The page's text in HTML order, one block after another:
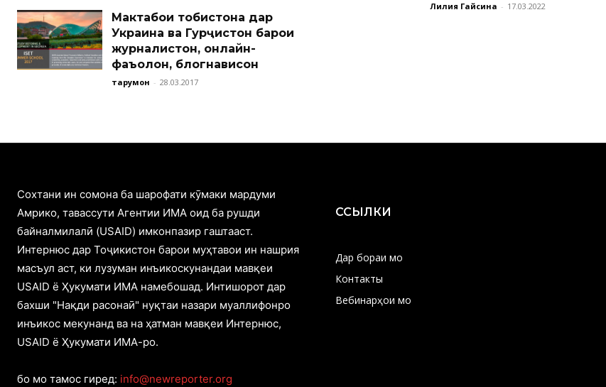
Лилия Гайсина - 17.03.2022
Мактабҳои тобистона дар
Украина ва Гурҷистон барои
журналистон, онлайн-
фаъолон, блогнависон
тарҷумон - 28.03.2017
Cохтани ин сомона ба шарофати кӯмаки мардуми
Амрико, тавассути Агентии ИМА оид ба рушди
байналмилалӣ (USAID) имконпазир гаштааст.
Интернюс дар Тоҷикистон барои муҳтавои ин нашрия
масъул аст, ки лузуман инъикоскунандаи мавқеи
USAID ё Ҳукумати ИМА намебошад. Интишорот дар
бахши "Нақди расонаӣ" нуқтаи назари муаллифонро
инъикос мекунанд ва на ҳатман мавқеи Интернюс,
USAID ё Ҳукумати ИМА-ро.
бо мо тамос гиред: info@newreporter.org
ССЫЛКИ
Дар бораи мо
Контакты
Вебинарҳои мо